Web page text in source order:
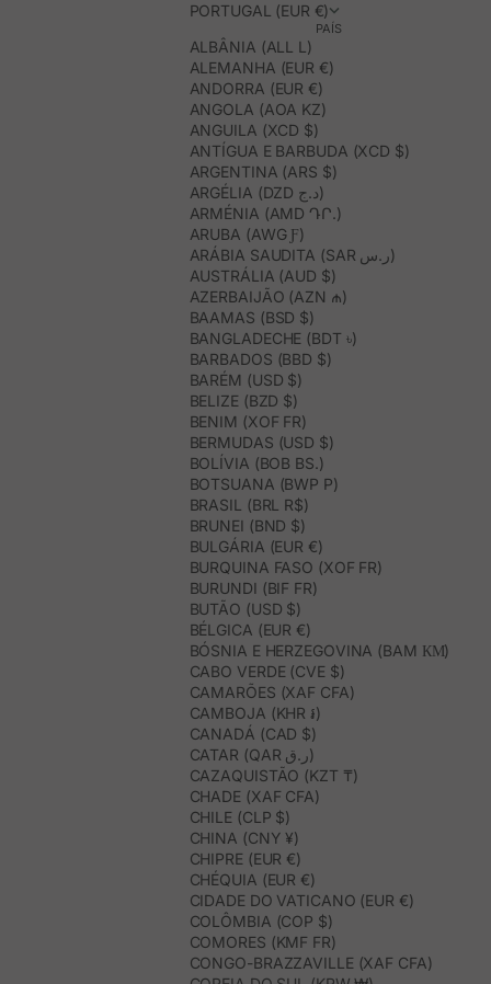
PORTUGAL (EUR €)
PAÍS
ALBÂNIA (ALL L)
ALEMANHA (EUR €)
ANDORRA (EUR €)
ANGOLA (AOA KZ)
ANGUILA (XCD $)
ANTÍGUA E BARBUDA (XCD $)
ARGENTINA (ARS $)
ARGÉLIA (DZD د.ج)
ARMÉNIA (AMD ԴՐ.)
ARUBA (AWG Ƒ)
ARÁBIA SAUDITA (SAR ر.س)
AUSTRÁLIA (AUD $)
AZERBAIJÃO (AZN ₼)
BAAMAS (BSD $)
BANGLADECHE (BDT ৳)
BARBADOS (BBD $)
BARÉM (USD $)
BELIZE (BZD $)
BENIM (XOF FR)
BERMUDAS (USD $)
BOLÍVIA (BOB BS.)
BOTSUANA (BWP P)
BRASIL (BRL R$)
BRUNEI (BND $)
BULGÁRIA (EUR €)
BURQUINA FASO (XOF FR)
BURUNDI (BIF FR)
BUTÃO (USD $)
BÉLGICA (EUR €)
BÓSNIA E HERZEGOVINA (BAM КМ)
CABO VERDE (CVE $)
CAMARÕES (XAF CFA)
CAMBOJA (KHR ៛)
CANADÁ (CAD $)
CATAR (QAR ر.ق)
CAZAQUISTÃO (KZT ₸)
CHADE (XAF CFA)
CHILE (CLP $)
CHINA (CNY ¥)
CHIPRE (EUR €)
CHÉQUIA (EUR €)
CIDADE DO VATICANO (EUR €)
COLÔMBIA (COP $)
COMORES (KMF FR)
CONGO-BRAZZAVILLE (XAF CFA)